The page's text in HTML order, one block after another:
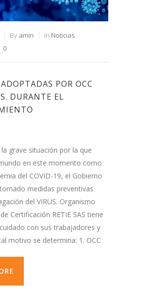
By amin In Noticias
0
POR OCC
DURANTE EL
grave situación por la que
en este momento como
del COVID-19, el Gobierno
medidas preventivas
del VIRUS. Organismo
Certificación RETIE SAS tiene
con sus trabajadores y
motivo se determina: 1. OCC